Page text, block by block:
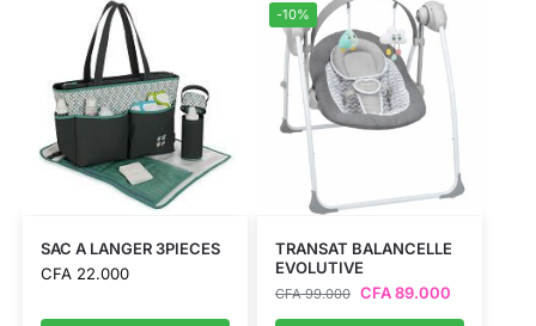
SAC A LANGER 3PIECES
CFA22.000
-10%
TRANSAT BALANCELLE
EVOLUTIVE
CFA99.000 CFA89.000